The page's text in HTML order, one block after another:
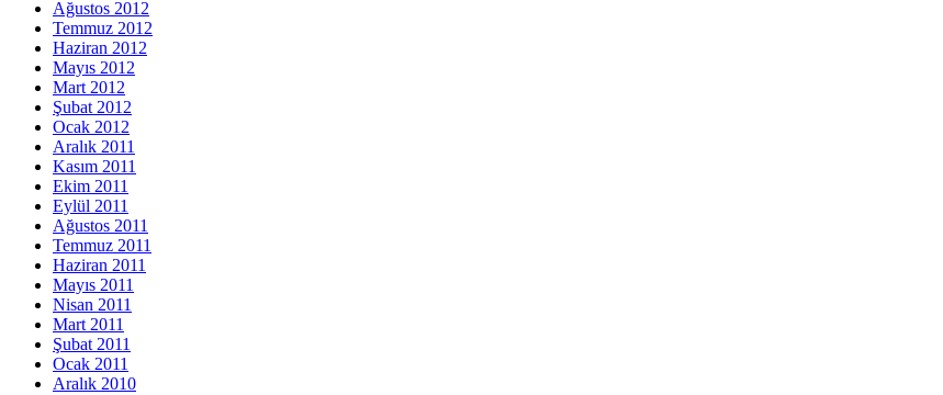
Ağustos 2012
Temmuz 2012
Haziran 2012
Mayıs 2012
Mart 2012
Şubat 2012
Ocak 2012
Aralık 2011
Kasım 2011
Ekim 2011
Eylül 2011
Ağustos 2011
Temmuz 2011
Haziran 2011
Mayıs 2011
Nisan 2011
Mart 2011
Şubat 2011
Ocak 2011
Aralık 2010